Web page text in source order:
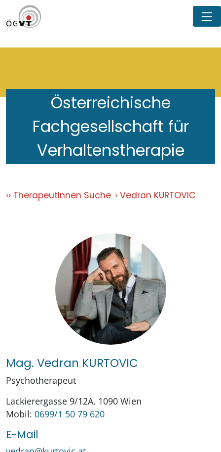
Österreichische
Fachgesellschaft für
Verhaltenstherapie
TherapeutInnen Suche Vedran KURTOVIC
Mag. Vedran KURTOVIC
Psychotherapeut
Lackierergasse 9/12A, 1090 Wien
Mobil: 0699/1 50 79 620
E-Mail